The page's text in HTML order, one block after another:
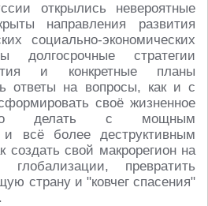
открылись невероятные
направления развития
социально-экономических
долгосрочные стратегии
и конкретные планы
ответы на вопросы, как и с
своё жизненное
что делать с мощным
и всё более деструктивным
создать свой макрорегион на
глобализации, превратить
страну и "ковчег спасения"